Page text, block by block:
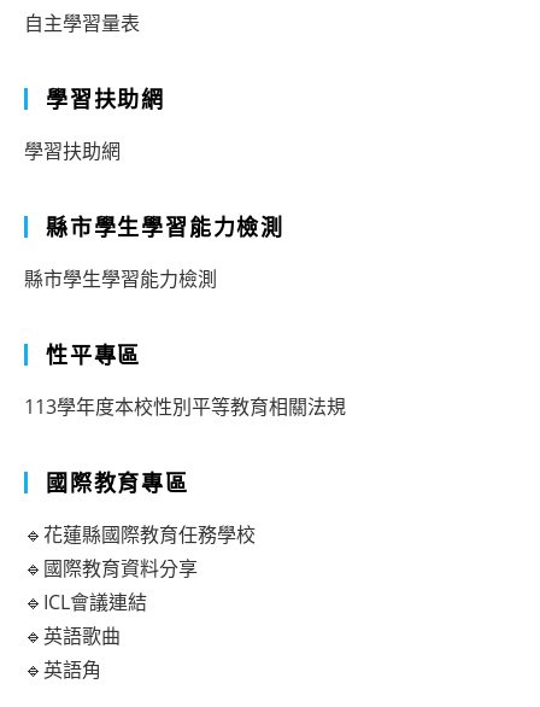
自主學習量表
學習扶助網
學習扶助網
縣市學生學習能力檢測
縣市學生學習能力檢測
性平專區
113學年度本校性別平等教育相關法規
國際教育專區
🔹花蓮縣國際教育任務學校
🔹國際教育資料分享
🔹ICL會議連結
🔹英語歌曲
🔹英語角